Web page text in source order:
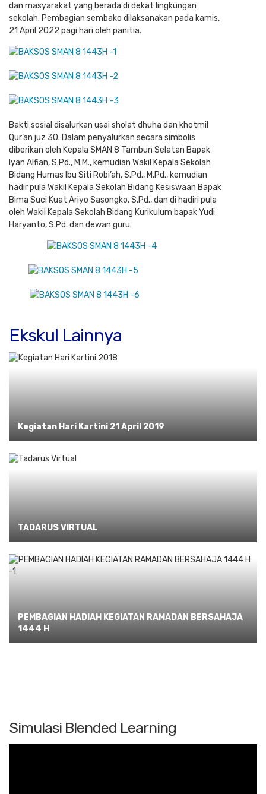
dan masyarakat yang berada di dekat lingkungan
sekolah. Pembagian sembako dilaksanakan pada kamis,
21 April 2022 pagi hari oleh panitia.
Bakti sosial disalurkan usai sholat dhuha dan khotmil
Qur’an juz 30. Dalam penyalurkan secara simbolis
diberikan oleh Kepala SMAN 8 Tambun Selatan Bapak
Iyan Alfian, S.Pd., M.M., kemudian Wakil Kepala Sekolah
Bidang Humas Ibu Siti Robi’ah, S.Pd., M.Pd., kemudian
hadir pula Wakil Kepala Sekolah Bidang Kesiswaan Bapak
Bima Suci Kuat Ariyo Sasongko, S.Pd., dan di hadiri pula
oleh Wakil Kepala Sekolah Bidang Kurikulum bapak Yudi
Haryanto, S.Pd. dan dewan guru.
Ekskul Lainnya
Kegiatan Hari Kartini 21 April 2019
TADARUS VIRTUAL
PEMBAGIAN HADIAH KEGIATAN RAMADAN BERSAHAJA
1444 H
Simulasi Blended Learning